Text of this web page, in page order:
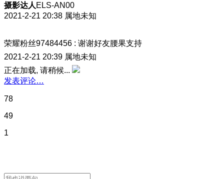
摄影达人 ELS-AN00
2021-2-21 20:38 属地未知
荣耀粉丝97484456 : 谢谢好友腰果支持
2021-2-21 20:39 属地未知
正在加载, 请稍候...
发表评论…
78
49
1